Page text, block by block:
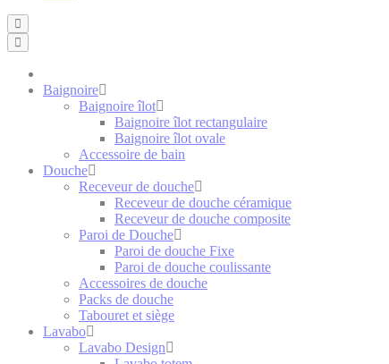
Baignoire
Baignoire îlot
Baignoire îlot rectangulaire
Baignoire îlot ovale
Accessoire de bain
Douche
Receveur de douche
Receveur de douche céramique
Receveur de douche composite
Paroi de Douche
Paroi de douche Fixe
Paroi de douche coulissante
Accessoires de douche
Packs de douche
Tabouret et siège
Lavabo
Lavabo Design